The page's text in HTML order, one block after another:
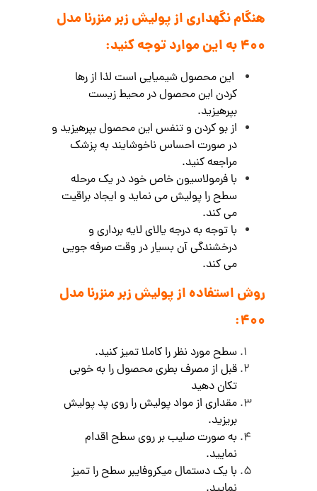
هنگام نگهداری ازپولیش زبر منزرنا مدل
400 به این موارد توجه کنید:
این محصول شیمیایی است لذا از رها
کردن این محصول در محیط زیست
بپرهیزید.
از بو کردن و تنفس این محصول بپرهیزید و
در صورت احساس ناخوشایند به پزشک
مراجعه کنید.
با فرمولاسیون خاص خود در یک مرحله
سطح را پولیش می نماید و ایجاد براقیت
می کند.
با توجه به درجه یالای لایه برداری و
درخشندگی آن بسیار در وقت صرفه جویی
می کند.
روش استفاده از پولیش زبر منزرنا مدل
400:
سطح مورد نظر را کاملا تمیز کنید.
قبل از مصرف بطری محصول را به خوبی
تکان دهید
مقداری از مواد پولیش را روی پد پولیش
بریزید.
به صورت صلیب بر روی سطح اقدام
نمایید.
با یک دستمال میکروفایبر سطح را تمیز